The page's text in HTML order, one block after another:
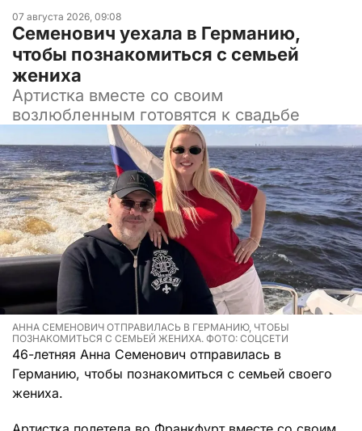
07 августа 2026, 09:08
Семенович уехала в Германию,
чтобы познакомиться с семьей
жениха
Артистка вместе со своим
возлюбленным готовятся к свадьбе
АННА СЕМЕНОВИЧ ОТПРАВИЛАСЬ В ГЕРМАНИЮ, ЧТОБЫ
ПОЗНАКОМИТЬСЯ С СЕМЬЕЙ ЖЕНИХА. ФОТО: СОЦСЕТИ
46-летняя Анна Семенович отправилась в
Германию, чтобы познакомиться с семьей своего
жениха.